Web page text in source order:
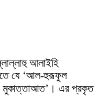
আলাইহি
যে ‘আল-হুরূফুল